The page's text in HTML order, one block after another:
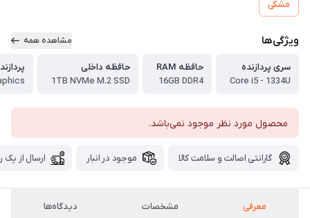
مشکی
ویژگی‌ها مشاهده همه
سری پردازنده
Core i5 - 1334U
حافظه RAM
16GB DDR4
حافظه داخلی
1TB NVMe M.2 SSD
محصول مورد نظر موجود نمی‌باشد.
گارانتی اصالت و سلامت کالا موجود در انبار ارسال از یک
معرفی مشخصات دیدگاه‌ها